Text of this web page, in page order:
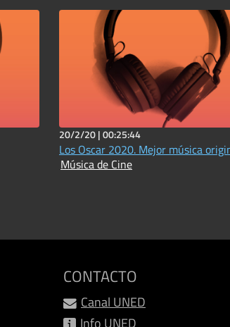
20/2/20 |00:25:44
Los Oscar 2020. Mejor música
Música de Cine
CONTACTO
Canal UNED